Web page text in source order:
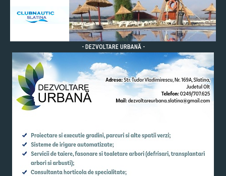
- DEZVOLTARE URBANĂ -